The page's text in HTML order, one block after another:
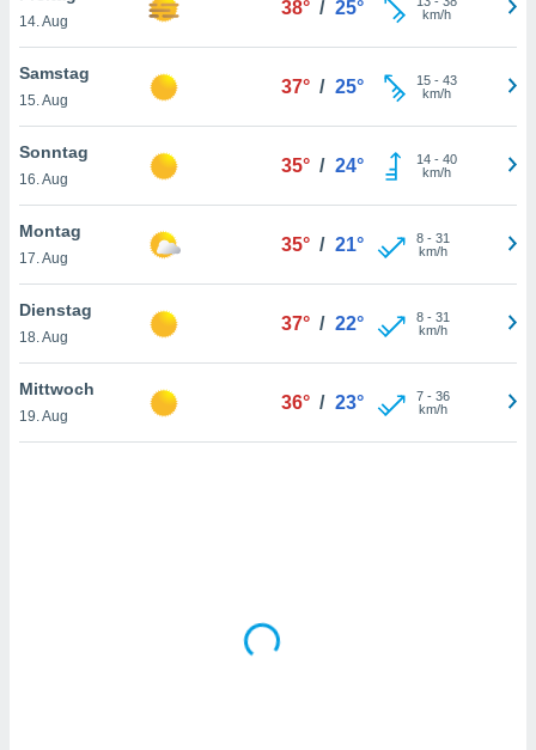
finden
. Sie
jederzeit
Rand
14. Aug
38° / 25°
km/h
Samstag
15. Aug
37° / 25° 15- 43
km/h
Sonntag
16. Aug
35° / 24° 14- 40
km/h
Montag
17. Aug
35° / 21° 8- 31
km/h
Dienstag
18. Aug
37° / 22° 8- 31
km/h
Mittwoch
19. Aug
36° / 23° 7- 36
km/h